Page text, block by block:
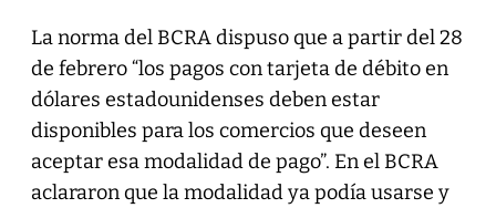
La norma del BCRA dispuso que a partir del 28
de febrero “los pagos con tarjeta de débito en
dólares estadounidenses deben estar
disponibles para los comercios que deseen
aceptar esa modalidad de pago”. En el BCRA
aclararon que la modalidad ya podía usarse y